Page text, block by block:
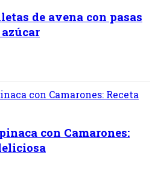
de avena con pasas
con Camarones: